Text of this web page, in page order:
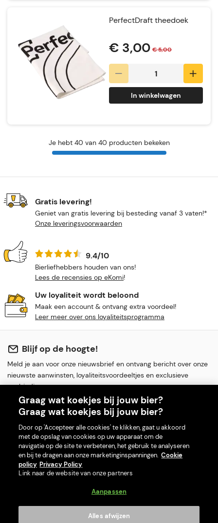
PerfectDraft theedoek
€ 3,00 € 5,00
In winkelwagen
Je hebt 40 van 40 producten bekeken
Gratis levering!
Geniet van gratis levering bij besteding vanaf 3 vaten!*
Onze leveringsvoorwaarden
9.4/10
Bierliefhebbers houden van ons!
Lees de recensies op eKomi!
Uw loyaliteit wordt beloond
Maak een account & ontvang extra voordeel!
Leer meer over ons loyaliteitsprogramma
Blijf op de hoogte!
Meld je aan voor onze nieuwsbrief en ontvang bericht over onze
nieuwste aanwinsten, loyaliteitsvoordeeltjes en exclusieve
aanbiedingen.
Aanmelden
Ik accepteer deVoorwaarden
Over ons
Graag wat koekjes bij jouw bier?
Graag wat koekjes bij jouw bier?
Door op 'Accepteer alle cookies' te klikken, gaat u akkoord
met de opslag van cookies op uw apparaat om de
navigatie op de site te verbeteren, het gebruik te analyseren
en bij te dragen aan onze marketinginspanningen. Cookie
policy Privacy Policy
Link naar de website van onze partners
Aanpassen
Alles afwijzen